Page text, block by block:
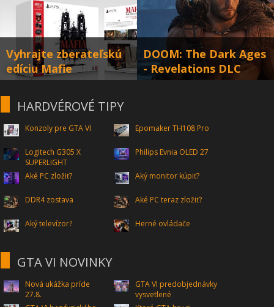
Vyhrajte zberateľskú
edíciu Mafie
DOOM: The Dark Ages
- Revelations DLC
HARDVÉROVÉ TIPY
Konzoly pre GTA VI Epomaker TH108 Pro
Logitech G305 X
SUPERLIGHT
Philips Evnia OLED 27
Aké PC zložiť? Aký monitor kúpiť?
DDR4 zostava Aké PC teraz zložiť?
Aký televízor? Herné ovládače
GTA VI NOVINKY
Nová ukážka príde
27.8.
GTA VI predobjednávky
vysvetlené